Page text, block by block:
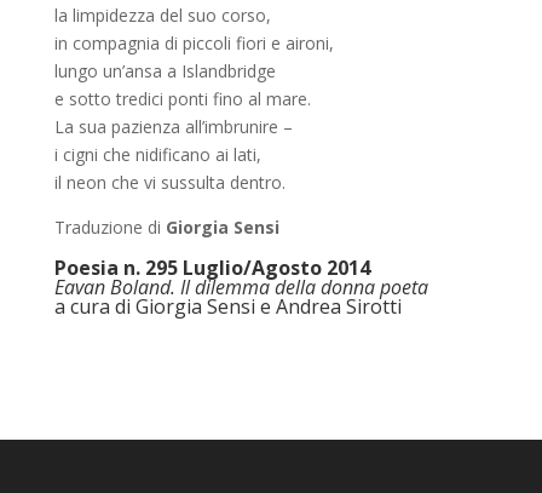
la limpidezza del suo corso,
in compagnia di piccoli fiori e aironi,
lungo un’ansa a Islandbridge
e sotto tredici ponti fino al mare.
La sua pazienza all’imbrunire –
i cigni che nidificano ai lati,
il neon che vi sussulta dentro.
Traduzione di Giorgia Sensi
Poesia n. 295 Luglio/Agosto 2014
Eavan Boland. Il dilemma della donna poeta
a cura di Giorgia Sensi e Andrea Sirotti